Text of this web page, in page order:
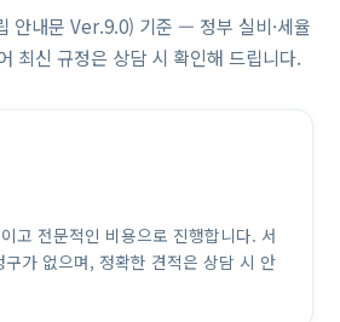
안내문 Ver.9.0) 기준 — 정부 실비·세율
최신 규정은 상담 시 확인해 드립니다.
고 전문적인 비용으로 진행합니다. 서
가 없으며, 정확한 견적은 상담 시 안